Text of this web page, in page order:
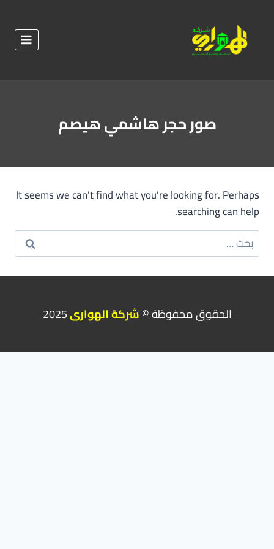
المحتوى
صور حجر هاشمي هيصم
It seems we can’t find what you’re looking for. Perhaps
searching can help.
البحث
عن:
الحقوق محفوظة ©شركة الهوارى